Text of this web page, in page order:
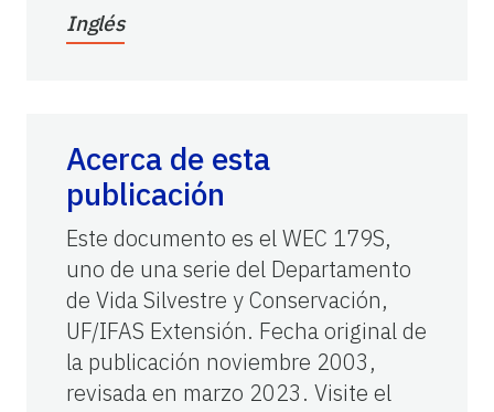
Inglés
Acerca de esta
publicación
Este documento es el WEC 179S,
uno de una serie del Departamento
de Vida Silvestre y Conservación,
UF/IFAS Extensión. Fecha original de
la publicación noviembre 2003,
revisada en marzo 2023. Visite el